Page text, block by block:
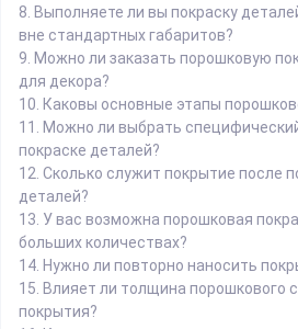
8. Выполняете ли вы покраску
вне стандартных габаритов?
9. Можно ли заказать порошковую
для декора?
10. Каковы основные этапы
11. Можно ли выбрать
покраске деталей?
12. Сколько служит покрытие после
деталей?
13. У вас возможна порошковая
больших количествах?
14. Нужно ли повторно наносить
15. Влияет ли толщина порошкового
покрытия?